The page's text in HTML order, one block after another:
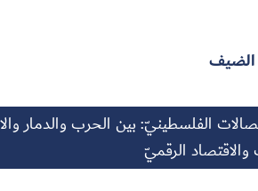
الضيف
الفلسطينيّ: بين الحرب والدمار
والاقتصاد الرقميّ